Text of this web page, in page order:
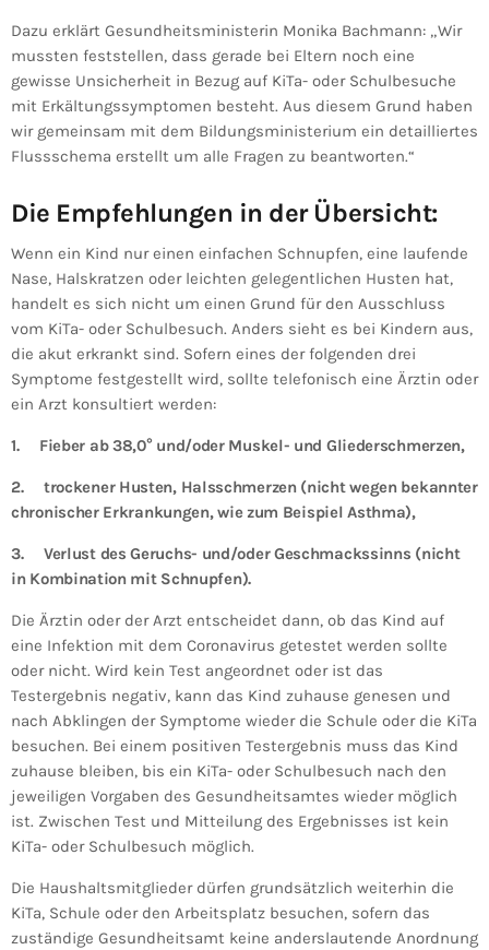
Dazu erklärt Gesundheitsministerin Monika Bachmann: „Wir
mussten feststellen, dass gerade bei Eltern noch eine
gewisse Unsicherheit in Bezug auf KiTa- oder Schulbesuche
mit Erkältungssymptomen besteht. Aus diesem Grund haben
wir gemeinsam mit dem Bildungsministerium ein detailliertes
Flussschema erstellt um alle Fragen zu beantworten.“
Die Empfehlungen in der Übersicht:
Wenn ein Kind nur einen einfachen Schnupfen, eine laufende
Nase, Halskratzen oder leichten gelegentlichen Husten hat,
handelt es sich nicht um einen Grund für den Ausschluss
vom KiTa- oder Schulbesuch. Anders sieht es bei Kindern aus,
die akut erkrankt sind. Sofern eines der folgenden drei
Symptome festgestellt wird, sollte telefonisch eine Ärztin oder
ein Arzt konsultiert werden:
1. Fieber ab 38,0° und/oder Muskel- und Gliederschmerzen,
2. trockener Husten, Halsschmerzen (nicht wegen bekannter
chronischer Erkrankungen, wie zum Beispiel Asthma),
3. Verlust des Geruchs- und/oder Geschmackssinns (nicht
in Kombination mit Schnupfen).
Die Ärztin oder der Arzt entscheidet dann, ob das Kind auf
eine Infektion mit dem Coronavirus getestet werden sollte
oder nicht. Wird kein Test angeordnet oder ist das
Testergebnis negativ, kann das Kind zuhause genesen und
nach Abklingen der Symptome wieder die Schule oder die KiTa
besuchen. Bei einem positiven Testergebnis muss das Kind
zuhause bleiben, bis ein KiTa- oder Schulbesuch nach den
jeweiligen Vorgaben des Gesundheitsamtes wieder möglich
ist. Zwischen Test und Mitteilung des Ergebnisses ist kein
KiTa- oder Schulbesuch möglich.
Die Haushaltsmitglieder dürfen grundsätzlich weiterhin die
KiTa, Schule oder den Arbeitsplatz besuchen, sofern das
zuständige Gesundheitsamt keine anderslautende Anordnung